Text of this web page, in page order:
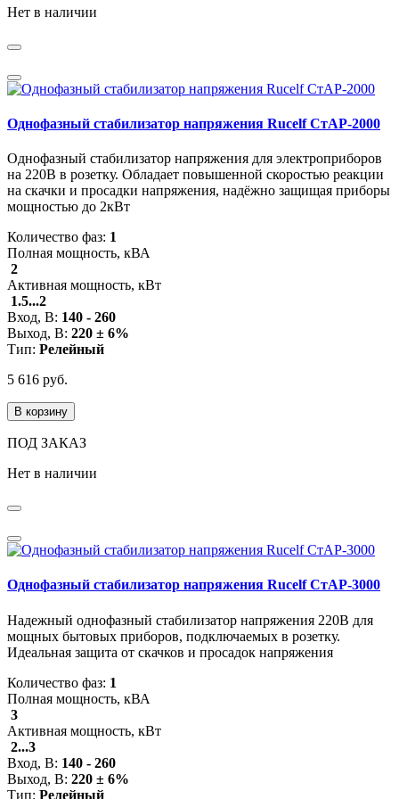
Нет в наличии
Однофазный стабилизатор напряжения Rucelf СтАР-2000
Однофазный стабилизатор напряжения для электроприборов
на 220В в розетку. Обладает повышенной скоростью реакции
на скачки и просадки напряжения, надёжно защищая приборы
мощностью до 2кВт
Количество фаз: 1
Полная мощность, кВА
2
Активная мощность, кВт
1.5...2
Вход, В: 140 - 260
Выход, В: 220 ± 6%
Тип: Релейный
5 616 руб.
В корзину
ПОД ЗАКАЗ
Нет в наличии
Однофазный стабилизатор напряжения Rucelf СтАР-3000
Надежный однофазный стабилизатор напряжения 220В для
мощных бытовых приборов, подключаемых в розетку.
Идеальная защита от скачков и просадок напряжения
Количество фаз: 1
Полная мощность, кВА
3
Активная мощность, кВт
2...3
Вход, В: 140 - 260
Выход, В: 220 ± 6%
Тип: Релейный